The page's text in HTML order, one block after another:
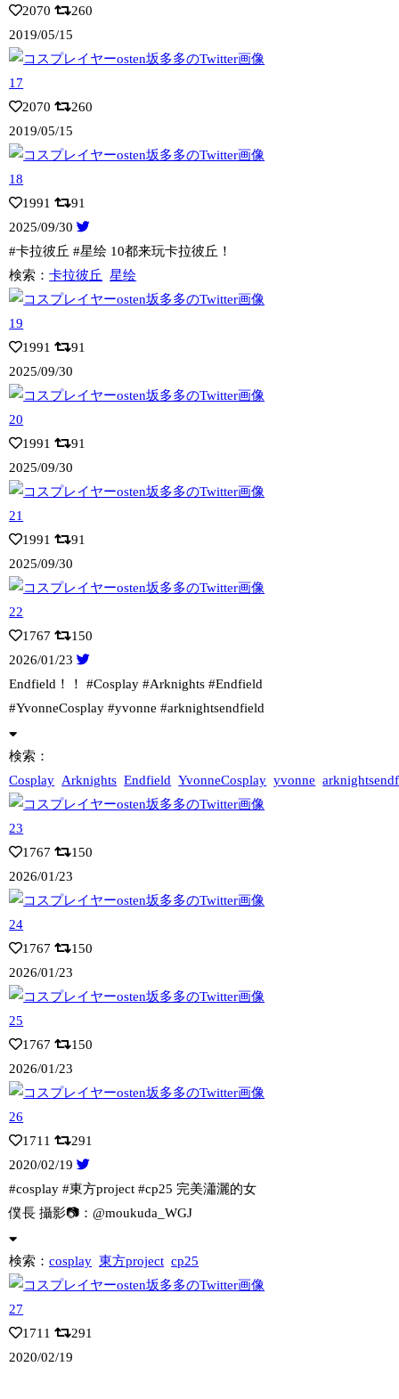
2070
260
2019/05/15
2070
260
2019/05/15
1991
91
2025/09/30
#卡拉彼丘 #星绘 10都来玩卡拉彼丘！
検索：卡拉彼丘 星绘
1991
91
2025/09/30
1991
91
2025/09/30
1991
91
2025/09/30
1767
150
2026/01/23
Endfield！！ #Cosplay #Arknights #Endfield
#YvonneCosplay #yvonne #arknightsendfield
検索：
Cosplay Arknights Endfield YvonneCosplay yvonne
1767
150
2026/01/23
1767
150
2026/01/23
1767
150
2026/01/23
1711
291
2020/02/19
#cosplay #東方project #cp25 完美瀟灑的女
僕長 攝影📷 ：@moukuda_WGJ
検索：cosplay 東方project cp25
1711
291
2020/02/19